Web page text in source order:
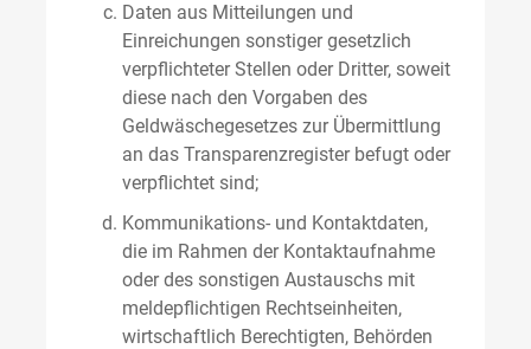
Daten aus Mitteilungen und
Einreichungen sonstiger gesetzlich
verpflichteter Stellen oder Dritter, soweit
diese nach den Vorgaben des
Geldwäschegesetzes zur Übermittlung
an das Transparenzregister befugt oder
verpflichtet sind;
Kommunikations- und Kontaktdaten,
die im Rahmen der Kontaktaufnahme
oder des sonstigen Austauschs mit
meldepflichtigen Rechtseinheiten,
wirtschaftlich Berechtigten, Behörden